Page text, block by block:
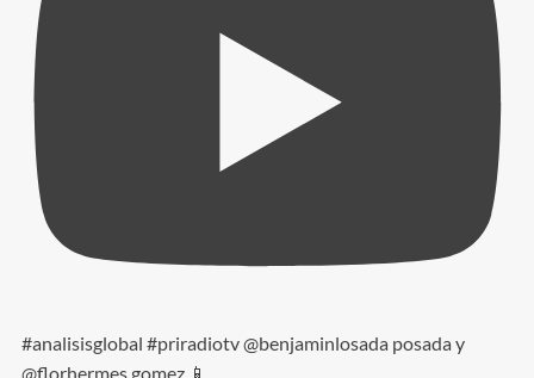
#analisisglobal #priradiotv @benjaminlosada posada y
@florhermes gomez 📱